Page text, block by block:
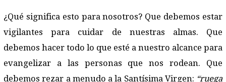
¿Qué significa esto para nosotros? Que debemos estar
vigilantes para cuidar de nuestras almas. Que
debemos hacer todo lo que esté a nuestro alcance para
evangelizar a las personas que nos rodean. Que
debemos rezar a menudo a la Santísima Virgen: “ruega